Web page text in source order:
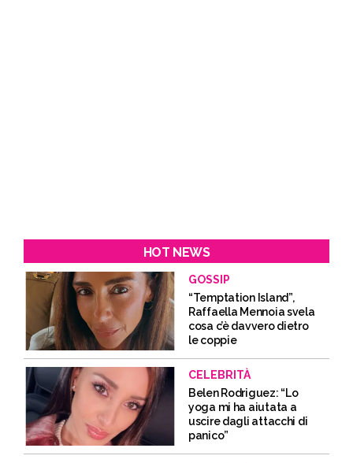
HOT NEWS
GOSSIP
“Temptation Island”,
Raffaella Mennoia svela
cosa c’è davvero dietro
le coppie
CELEBRITÀ
Belen Rodriguez: “Lo
yoga mi ha aiutata a
uscire dagli attacchi di
panico”